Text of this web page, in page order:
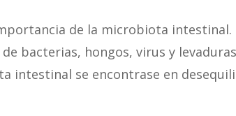
de la microbiota intestinal.
bacterias, hongos, virus y
intestinal se encontrase en